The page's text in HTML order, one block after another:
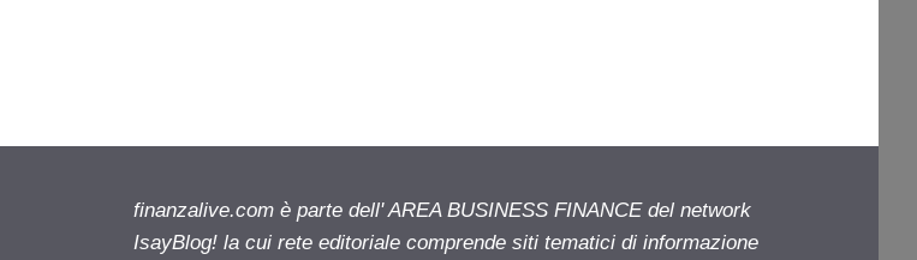
finanzalive.com è parte dell' AREA BUSINESS FINANCE del network
IsayBlog! la cui rete editoriale comprende siti tematici di informazione